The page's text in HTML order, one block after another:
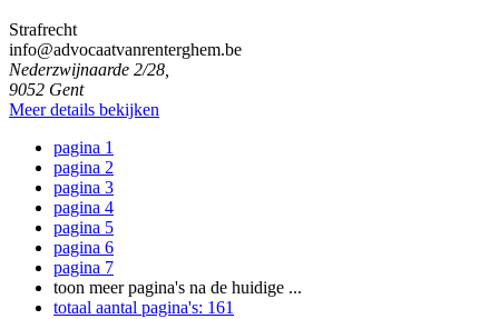
Strafrecht
info@advocaatvanrenterghem.be
Nederzwijnaarde 2/28,
9052 Gent
Meer details bekijken
pagina 1
pagina 2
pagina 3
pagina 4
pagina 5
pagina 6
pagina 7
toon meer pagina's na de huidige ...
totaal aantal pagina's: 161